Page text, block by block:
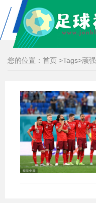
您的位置： 首页 >Tags>顽强